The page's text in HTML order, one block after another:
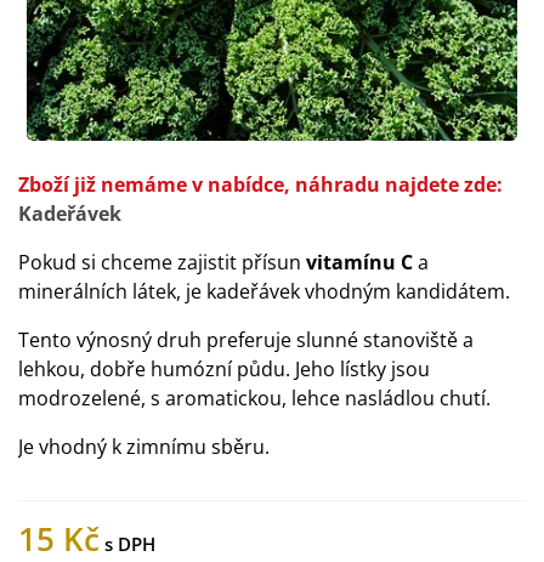
Zboží již nemáme v nabídce, náhradu najdete zde:
Kadeřávek
Pokud si chceme zajistit přísun vitamínu Ca
minerálních látek, je kadeřávek vhodným kandidátem.
Tento výnosný druh preferuje slunné stanoviště a
lehkou, dobře humózní půdu. Jeho lístky jsou
modrozelené, s aromatickou, lehce nasládlou chutí.
Je vhodný k zimnímu sběru.
15 Kč